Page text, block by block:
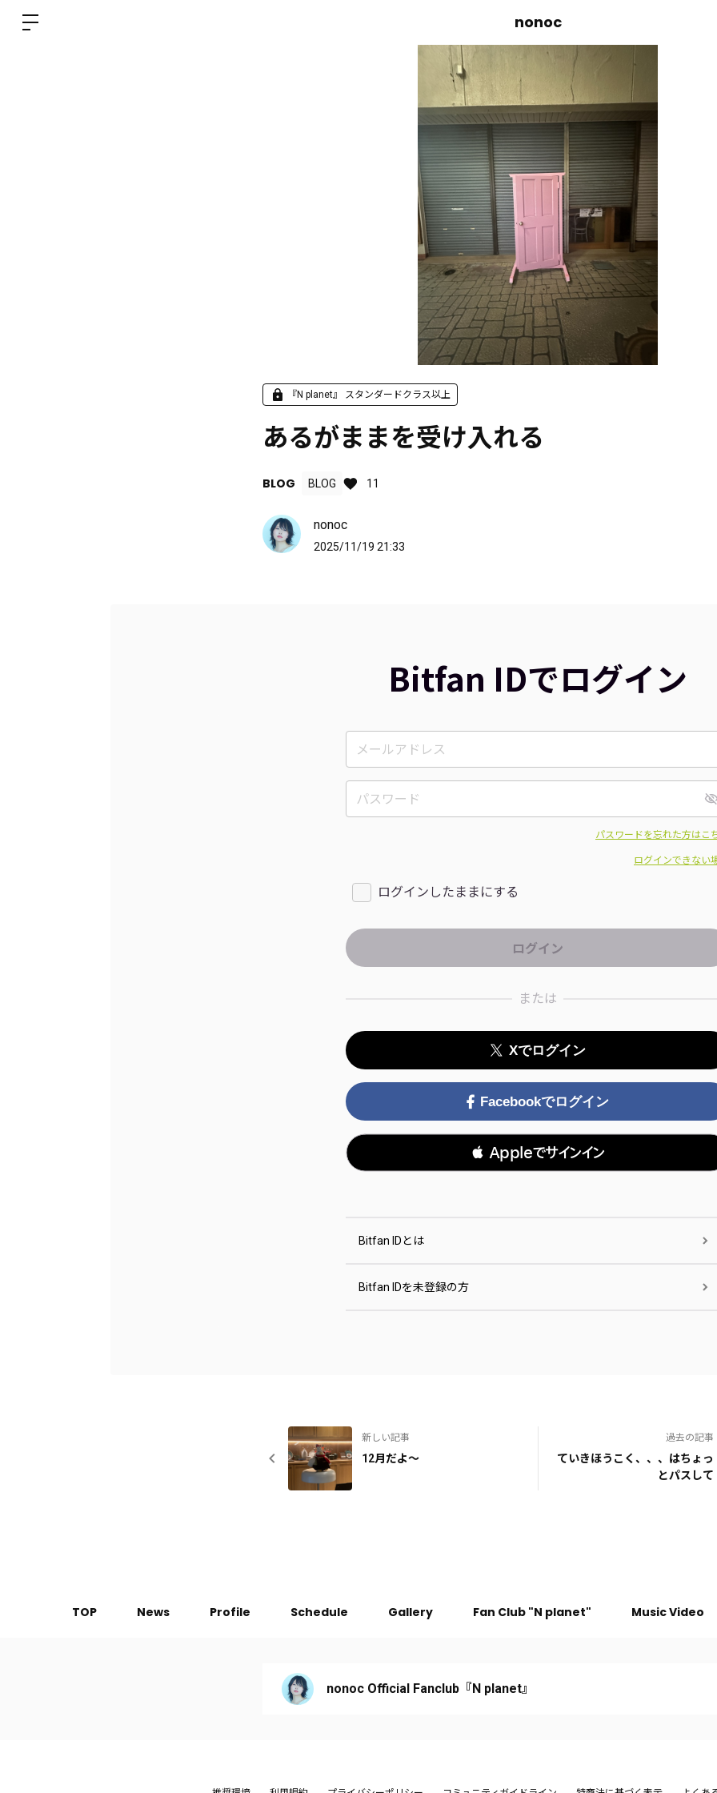
nonoc
『N planet』 スタンダードクラス以上
あるがままを受け入れる
BLOG BLOG 11
nonoc
2025/11/19 21:33
Bitfan IDでログイン
パスワードを忘れた方はこ
ログインできない
ログインしたままにする
または
Xでログイン
Facebookでログイン
 Appleでサインイン
Bitfan IDとは
Bitfan IDを未登録の方
新しい記事
12月だよ〜
過去の記事
ていきほうこく、、、はちょっ
とパスして
TOP News Profile Schedule Gallery Fan Club "N planet" Music Video
nonoc Official Fanclub『N planet』